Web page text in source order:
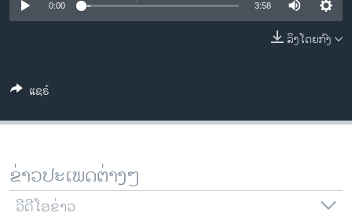
ຊຸມຊົນຊາວລາວ
ສຽງ
ລາຍການກະຈາຍສຽງ
ຕິດຕາມພວກເຮົາ ທີ່
0:00 3:58
ລິງໂດຍກົງ
ແຊຣ໌
ຂ່າວປະເພດຕ່າງໆ
ວີດີໂອຂ່າວ